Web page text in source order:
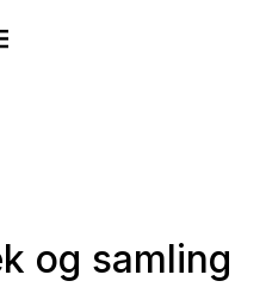
og samling